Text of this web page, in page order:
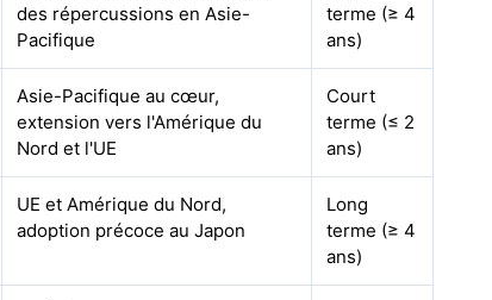
des répercussions en Asie-
Pacifique
terme (≥ 4
ans)
Asie-Pacifique au cœur,
extension vers l'Amérique du
Nord et l'UE
Court
terme (≤ 2
ans)
UE et Amérique du Nord,
adoption précoce au Japon
Long
terme (≥ 4
ans)